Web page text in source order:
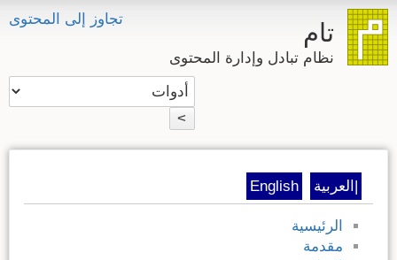
تجاوز إلى المحتوى تام
نظام تبادل وإدارة المحتوى
>
|العربية English
الرئيسية
مقدمة